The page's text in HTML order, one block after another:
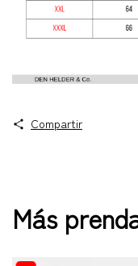
Compartir
Más